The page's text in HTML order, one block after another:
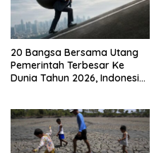
20 Bangsa Bersama Utang
Pemerintah Terbesar Ke
Dunia Tahun 2026, Indonesia